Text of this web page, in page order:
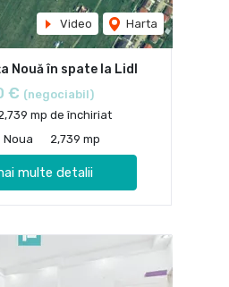
Video Harta
Nouă în spate la Lidl
€ (negociabil)
mp de închiriat
Noua
2,739 mp
multe detalii